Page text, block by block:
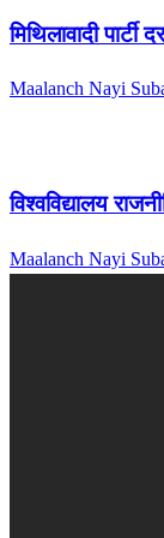
मिथिलावादी
Maalanch Nayi
विश्वविद्यालय
Maalanch Nayi